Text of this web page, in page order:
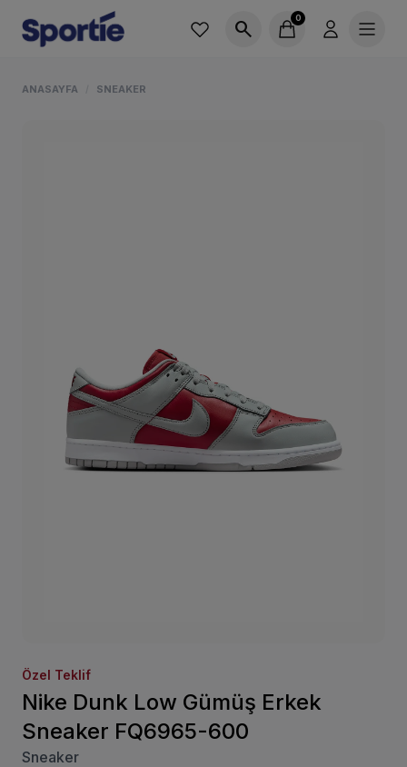
search 0
ANASAYFA SNEAKER
Özel Teklif
Nike Dunk Low Gümüş Erkek
Sneaker FQ6965-600
Sneaker